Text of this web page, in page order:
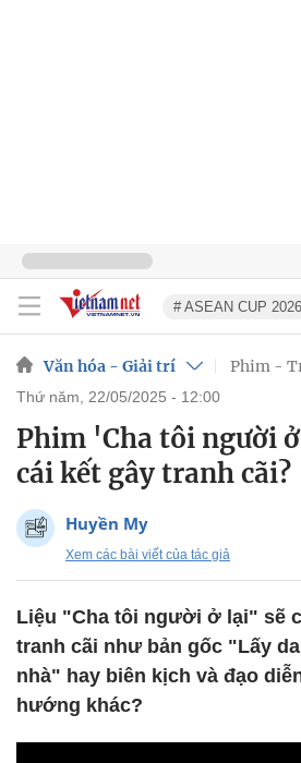
# ASEAN CUP 2026
Văn hóa - Giải trí Phim -
thứ năm, 22/05/2025 - 12:00
Phim 'Cha tôi người
cái kết gây tranh cãi?
Huyền My
Xem các bài viết của tác giả
Liệu "Cha tôi người ở lại" sẽ
tranh cãi như bản gốc "Lấy
nhà" hay biên kịch và đạo
hướng khác?